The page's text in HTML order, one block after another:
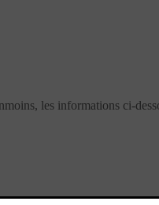
les informations ci-